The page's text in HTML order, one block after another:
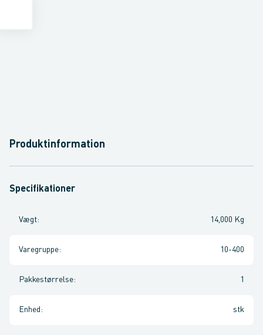
Produktinformation
Specifikationer
Vægt: 14,000 Kg
Varegruppe: 10-400
Pakkestørrelse: 1
Enhed : stk